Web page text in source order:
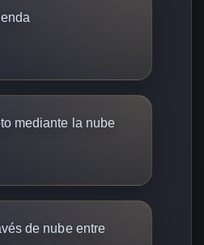
mediante la nube
de nube entre